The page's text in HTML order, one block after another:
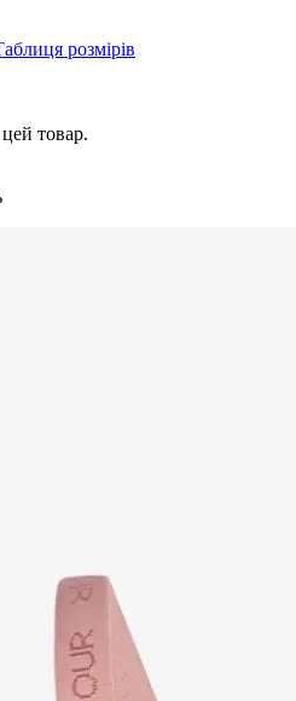
розмірів
товар.